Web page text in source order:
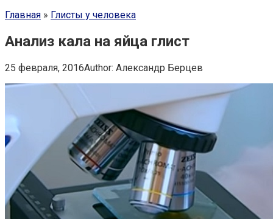
Главная » Глисты у человека
Анализ кала на яйца глист
25 февраля, 2016Author: Александр Берцев